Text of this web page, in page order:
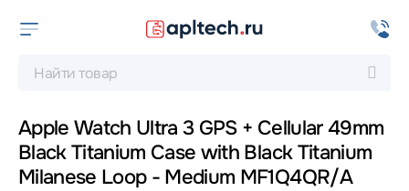
Apple Watch Ultra 3 GPS + Cellular 49mm
Black Titanium Case with Black Titanium
Milanese Loop - Medium MF1Q4QR/A